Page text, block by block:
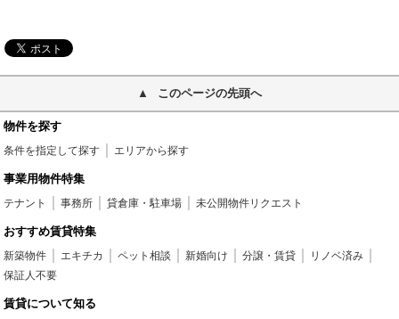
このページの先頭へ
物件を探す
条件を指定して探す エリアから探す
事業用物件特集
テナント 事務所 貸倉庫・駐車場 未公開物件リクエスト
おすすめ賃貸特集
新築物件 エキチカ ペット相談 新婚向け 分譲・賃貸
リノベ済み
保証人不要
賃貸について知る